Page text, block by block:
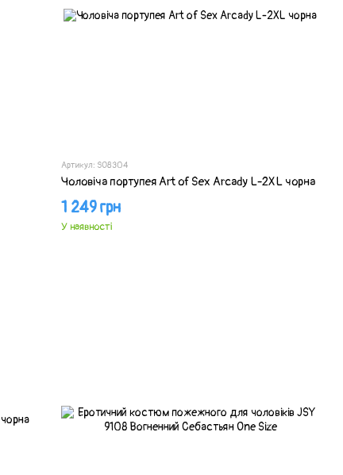
Артикул: SO8304
Чоловіча портупея Art of Sex Arcady L-2XL чорна
1 249 грн
У наявності